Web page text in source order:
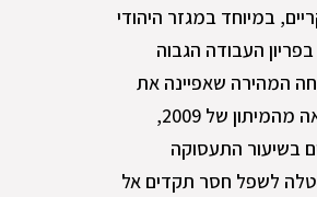
במיוחד במגזר היהודי
העבודה הגבוה
הצמיחה המהירה שאפיינה את
המשק בעקבות היציאה מהמיתון של 2009,
בשיעור התעסוקה
לשפל חסר תקדים אל